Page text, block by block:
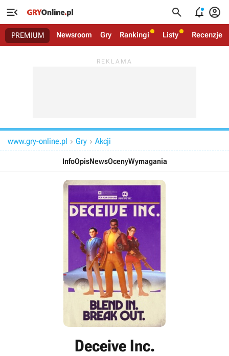
   
PREMIUM Newsroom Gry Rankingi Listy Recenzje
www.gry-online.pl  Gry  Akcji
InfoOpisNewsOcenyWymagania
Deceive Inc.